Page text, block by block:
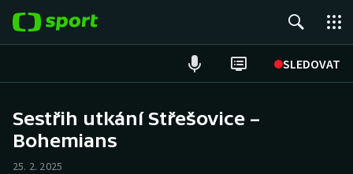
SLEDOVAT
Hokej
Sestřih utkání Střešovice –
Bohemians
25. 2. 2025